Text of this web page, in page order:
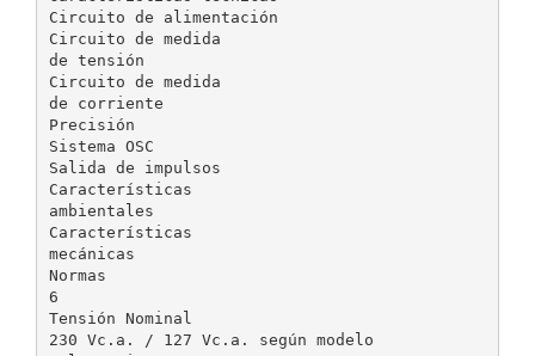
Circuito de alimentación
Circuito de medida
de tensión
Circuito de medida
de corriente
Precisión
Sistema OSC
Salida de impulsos
Características
ambientales
Características
mecánicas
Normas
6
Tensión Nominal
230 Vc.a. / 127 Vc.a. según modelo